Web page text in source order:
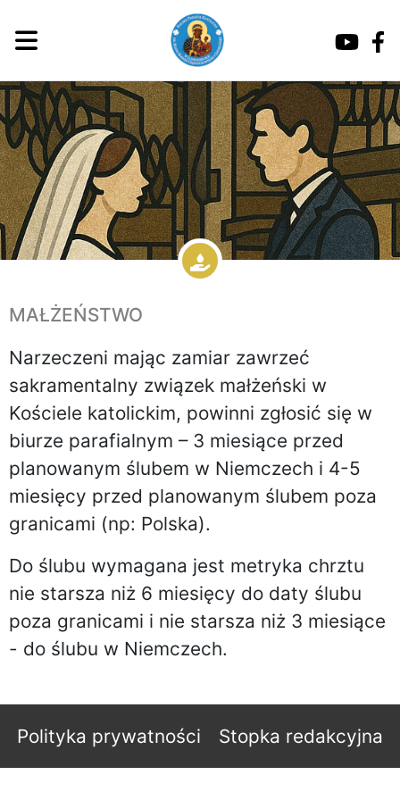
MAŁŻEŃSTWO
Narzeczeni mając zamiar zawrzeć
sakramentalny związek małżeński w
Kościele katolickim, powinni zgłosić się w
biurze parafialnym – 3 miesiące przed
planowanym ślubem w Niemczech i 4-5
miesięcy przed planowanym ślubem poza
granicami (np: Polska).
Do ślubu wymagana jest metryka chrztu
nie starsza niż 6 miesięcy do daty ślubu
poza granicami i nie starsza niż 3 miesiące
- do ślubu w Niemczech.
Polityka prywatności Stopka redakcyjna